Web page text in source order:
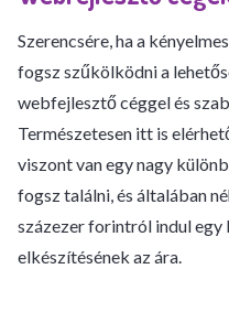
Szerencsére, ha a
fogsz szűkölködni a
webfejlesztő céggel és
Természetesen itt is
viszont van egy nagy
fogsz találni, és általában
százezer forintról indul
elkészítésének az ára.